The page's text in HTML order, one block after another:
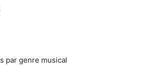
par genre musical